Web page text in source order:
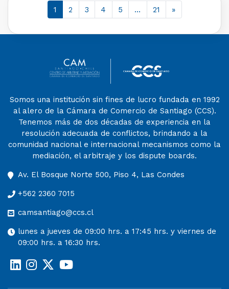
1 2 3 4 5 … 21 »
Somos una institución sin fines de lucro fundada en 1992
al alero de la Cámara de Comercio de Santiago (CCS).
Tenemos más de dos décadas de experiencia en la
resolución adecuada de conflictos, brindando a la
comunidad nacional e internacional mecanismos como la
mediación, el arbitraje y los dispute boards.
Av. El Bosque Norte 500, Piso 4, Las Condes
+562 2360 7015
camsantiago@ccs.cl
lunes a jueves de 09:00 hrs. a 17:45 hrs. y viernes de
09:00 hrs. a 16:30 hrs.